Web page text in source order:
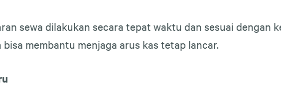
sewa dilakukan secara tepat waktu dan sesuai dengan
membantu menjaga arus kas tetap lancar.